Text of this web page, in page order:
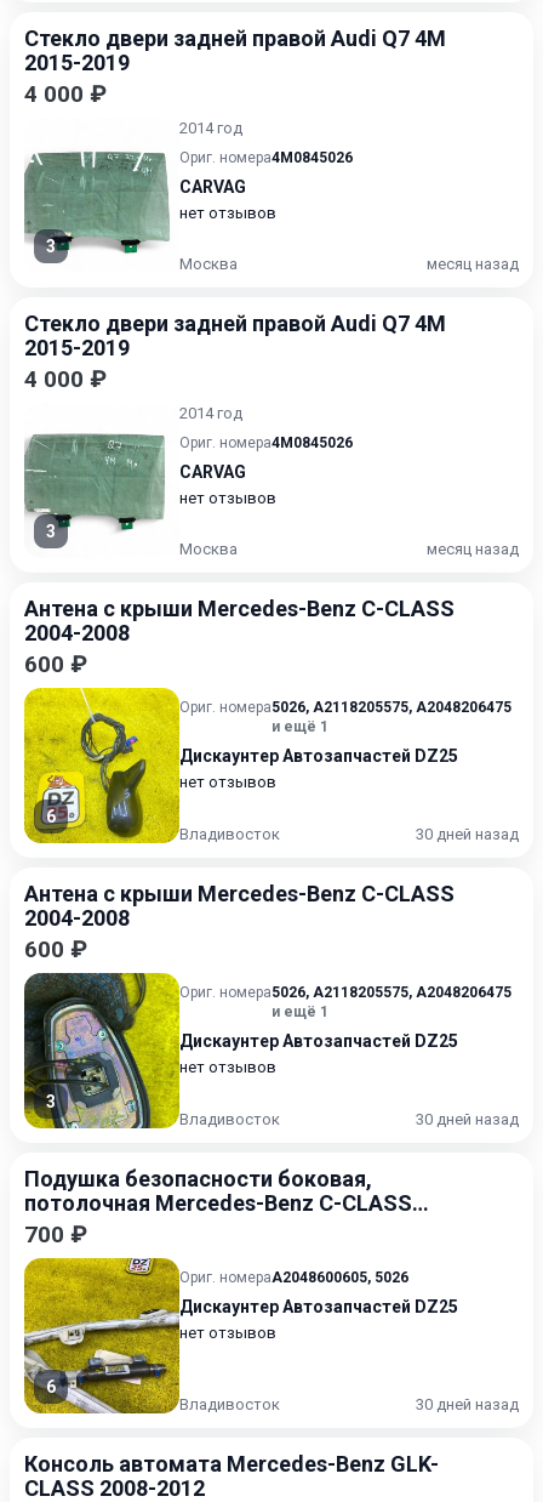
Стекло двери задней правой Audi Q7 4M
2015-2019
4 000 ₽
3
2014 год
Ориг. номера4M0845026
CARVAG
нет отзывов
Москва месяц назад
Стекло двери задней правой Audi Q7 4M
2015-2019
4 000 ₽
3
2014 год
Ориг. номера4M0845026
CARVAG
нет отзывов
Москва месяц назад
Антена с крыши Mercedes-Benz C-CLASS
2004-2008
600 ₽
6
Ориг. номера5026, A2118205575, A2048206475
и ещё 1
Дискаунтер Автозапчастей DZ25
нет отзывов
Владивосток 30 дней назад
Антена с крыши Mercedes-Benz C-CLASS
2004-2008
600 ₽
3
Ориг. номера5026, A2118205575, A2048206475
и ещё 1
Дискаунтер Автозапчастей DZ25
нет отзывов
Владивосток 30 дней назад
Подушка безопасности боковая,
потолочная Mercedes-Benz C-CLASS
2004-2008
700 ₽
6
Ориг. номераA2048600605, 5026
Дискаунтер Автозапчастей DZ25
нет отзывов
Владивосток 30 дней назад
Консоль автомата Mercedes-Benz GLK-
CLASS 2008-2012